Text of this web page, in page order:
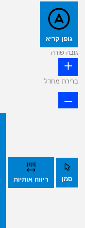
גופן קריא
גובה שורה
ברירת מחדל
סמן ריווח אותיות